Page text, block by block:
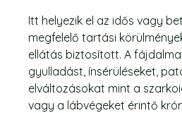
Itt helyezik el az idős vagy
megfelelő tartási
ellátás biztosított. A
gyulladást, ínsérüléseket,
elváltozásokat mint a
vagy a lábvégeket érintő